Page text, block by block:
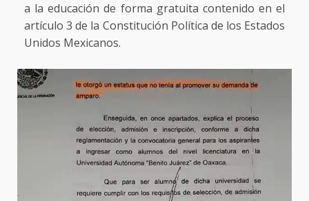
a la educación de forma gratuita contenido en el
artículo 3 de la Constitución Política de los Estados
Unidos Mexicanos.